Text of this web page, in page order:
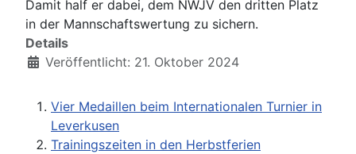
Damit half er dabei, dem NWJV den dritten Platz
in der Mannschaftswertung zu sichern.
Details
Veröffentlicht: 21. Oktober 2024
Vier Medaillen beim Internationalen Turnier in
Leverkusen
Trainingszeiten in den Herbstferien